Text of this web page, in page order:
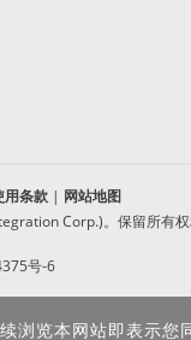
用条款| 网站地图
Corp.)。保留所有权
号-6
览本网站即表示您